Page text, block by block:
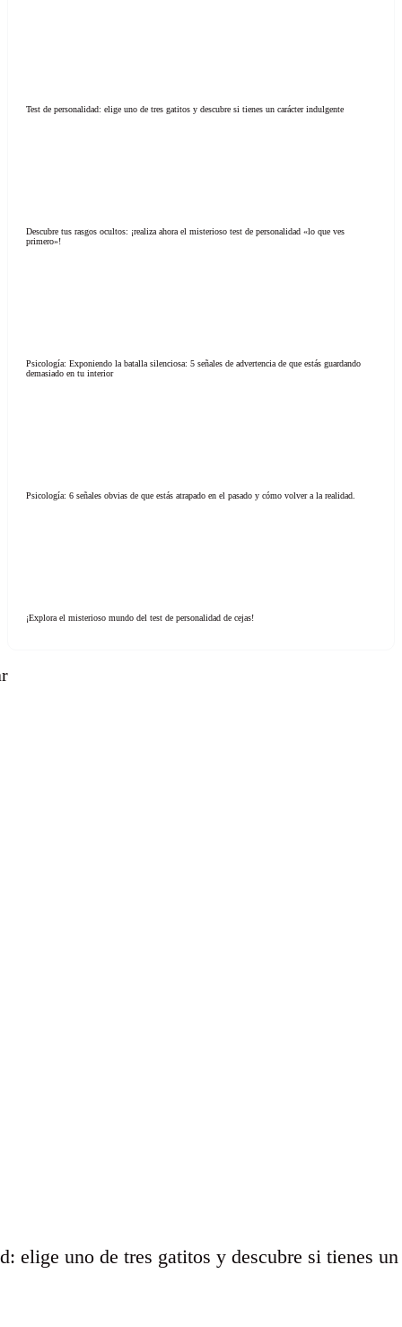
Test de personalidad: elige uno de tres gatitos y descubre si tienes un carácter indulgente
Descubre tus rasgos ocultos: ¡realiza ahora el misterioso test de personalidad «lo que ves
primero»!
Psicología: Exponiendo la batalla silenciosa: 5 señales de advertencia de que estás guardando
demasiado en tu interior
Psicología: 6 señales obvias de que estás atrapado en el pasado y cómo volver a la realidad.
¡Explora el misterioso mundo del test de personalidad de cejas!
elige uno de tres gatitos y descubre si tienes